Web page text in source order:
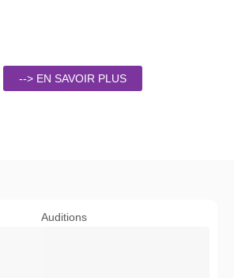
--> EN SAVOIR PLUS
Auditions